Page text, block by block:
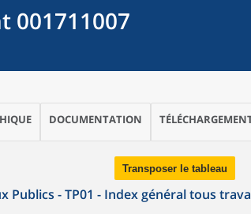
001711007
DOCUMENTATION
Transposer le tableau
Publics - TP01 - Index général tous